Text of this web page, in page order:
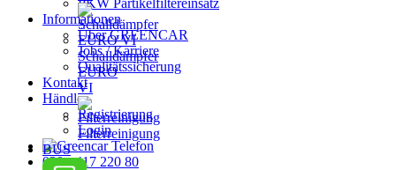
Schalldämpfer
EURO
VI
Filterreinigung
BUS
PKW Partikelfiltereinsatz
Informationen
Über GREENCAR
Jobs / Karriere
Qualitätssicherung
Kontakt
Händler
Registrierung
Login
030 - 417 220 80